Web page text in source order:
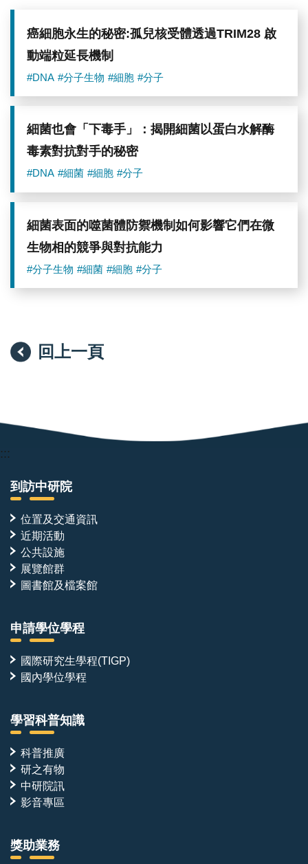
癌細胞永生的秘密:孤兒核受體透過TRIM28 啟
動端粒延長機制
#DNA #分子生物 #細胞 #分子
細菌也會「下毒手」：揭開細菌以蛋白水解酶
毒素對抗對手的秘密
#DNA #細菌 #細胞 #分子
細菌表面的噬菌體防禦機制如何影響它們在微
生物相的競爭與對抗能力
#分子生物 #細菌 #細胞 #分子
回上一頁
:::
到訪中研院
位置及交通資訊
近期活動
公共設施
展覽館群
圖書館及檔案館
申請學位學程
國際研究生學程(TIGP)
國內學位學程
學習科普知識
科普推廣
研之有物
中研院訊
影音專區
獎助業務